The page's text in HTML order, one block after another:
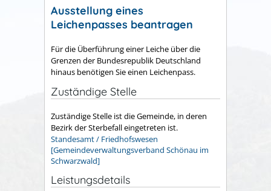
Ausstellung eines
Leichenpasses beantragen
Für die Überführung einer Leiche über die
Grenzen der Bundesrepublik Deutschland
hinaus benötigen Sie einen Leichenpass.
Zuständige Stelle
Zuständige Stelle ist die Gemeinde, in deren
Bezirk der Sterbefall eingetreten ist.
Standesamt / Friedhofswesen
[Gemeindeverwaltungsverband Schönau im
Schwarzwald]
Leistungsdetails